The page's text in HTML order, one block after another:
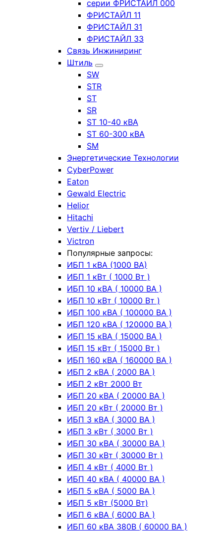
серии ФРИСТАЙЛ 000
ФРИСТАЙЛ 11
ФРИСТАЙЛ 31
ФРИСТАЙЛ 33
Связь Инжиниринг
Штиль
SW
STR
ST
SR
ST 10-40 кВА
ST 60-300 кВА
SM
Энергетические Технологии
CyberPower
Eaton
Gewald Electric
Helior
Hitachi
Vertiv / Liebert
Victron
Популярные запросы:
ИБП 1 кВА (1000 ВА)
ИБП 1 кВт ( 1000 Вт )
ИБП 10 кВА ( 10000 ВА )
ИБП 10 кВт ( 10000 Вт )
ИБП 100 кВА ( 100000 ВА )
ИБП 120 кВА ( 120000 ВА )
ИБП 15 кВА ( 15000 ВА )
ИБП 15 кВт ( 15000 Вт )
ИБП 160 кВА ( 160000 ВА )
ИБП 2 кВА ( 2000 ВА )
ИБП 2 кВт 2000 Вт
ИБП 20 кВА ( 20000 ВА )
ИБП 20 кВт ( 20000 Вт )
ИБП 3 кВА ( 3000 ВА )
ИБП 3 кВт ( 3000 Вт )
ИБП 30 кВА ( 30000 ВА )
ИБП 30 кВт ( 30000 Вт )
ИБП 4 кВт ( 4000 Вт )
ИБП 40 кВА ( 40000 ВА )
ИБП 5 кВА ( 5000 ВА )
ИБП 5 кВт (5000 Вт)
ИБП 6 кВА ( 6000 ВА )
ИБП 60 кВА 380В ( 60000 ВА )